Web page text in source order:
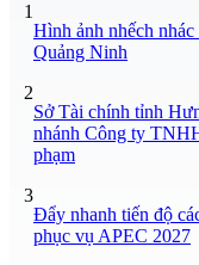
1
Hình ảnh nhếch
Quảng Ninh
2
Sở Tài chính tỉnh
nhánh Công ty
phạm
3
Đẩy nhanh tiến độ
phục vụ APEC 2027